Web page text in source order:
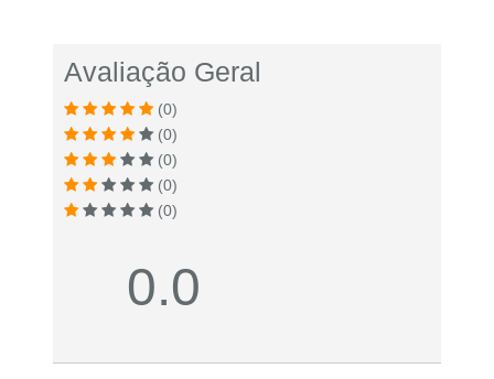
Avaliação Geral
(0)
(0)
(0)
(0)
(0)
0.0